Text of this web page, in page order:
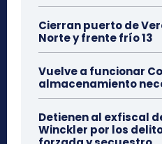
Cierran puerto de
Norte y frente frío 13
Vuelve a funcionar
almacenamiento
Detienen al exfiscal
Winckler por los